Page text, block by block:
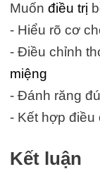
Muốn điều trị
- Hiểu rõ cơ
- Điều chỉnh
miệng
- Đánh răng
- Kết hợp điều
Kết luận